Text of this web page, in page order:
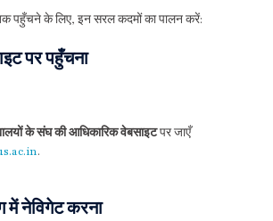
पहुँचने के लिए, इन सरल कदमों का पालन करें:
पर पहुँचना
के संघ की आधिकारिक वेबसाइटपर जाएँ
.
में नेविगेट करना